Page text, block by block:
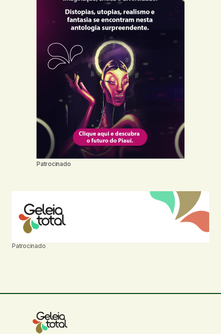
Patrocinado
Patrocinado